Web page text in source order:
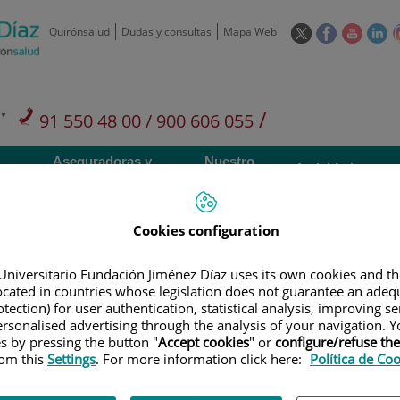
Quirónsalud Dudas y consultas Mapa Web
Este
ventana
nueva.
Este
ventana
nueva.
Este
nueva.
91 550 48 00 / 900 606 055/
Privados: 91 090 05 16
Aseguradoras y
Nuestro
Actividades
Investigación
Teléfono de atención al usuario900 301 013
Cookies configuration
Fundación Jiménez Díaz uses its own cookies and
in countries whose legislation does not guarantee an
for user authentication, statistical analysis, improving
advertising through the analysis of your navigation.
by pressing the button "Accept cookies" or configure/refuse
thisSettings. For more information click here: Política de